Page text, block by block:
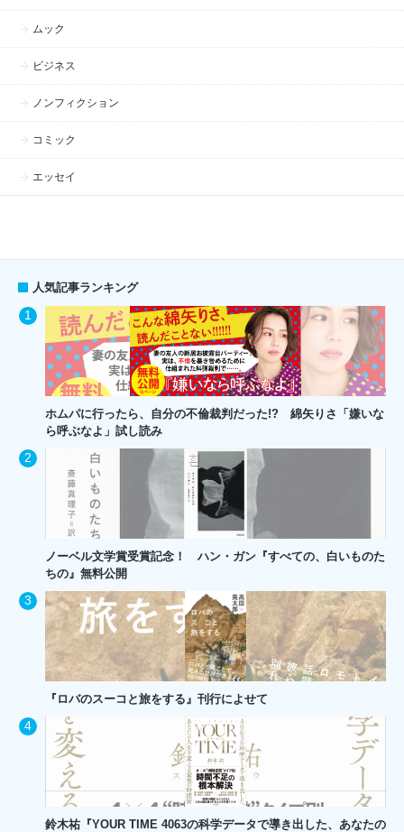
ムック
ビジネス
ノンフィクション
コミック
エッセイ
人気記事ランキング
ホムパに行ったら、自分の不倫裁判だった!? 綿矢りさ「嫌いな
ら呼ぶなよ」試し読み
ノーベル文学賞受賞記念！ ハン・ガン『すべての、白いものた
ちの』無料公開
『ロバのスーコと旅をする』刊行によせて
鈴木祐『YOUR TIME 4063の科学データで導き出した、あなたの